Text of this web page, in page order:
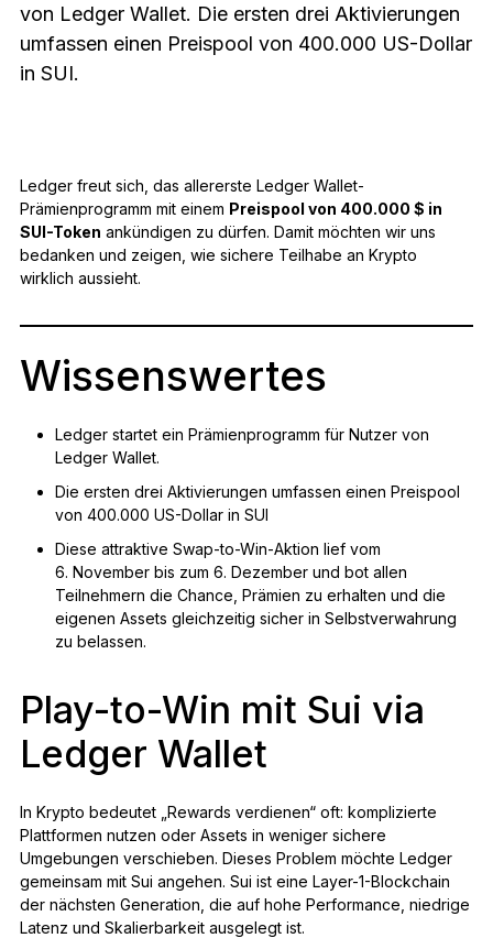
Zubehör
Wiederherstellungslösungen
Ledger-Signer vergleichen
von Ledger Wallet. Die ersten drei Aktivierungen
umfassen einen Preispool von 400.000 US-Dollar
in SUI.
Ledger freut sich, das allererste Ledger Wallet-
Prämienprogramm mit einem Preispool von 400.000 $ in
SUI-Token ankündigen zu dürfen. Damit möchten wir uns
bedanken und zeigen, wie sichere Teilhabe an Krypto
wirklich aussieht.
Wissenswertes
Ledger startet ein Prämienprogramm für Nutzer von
Ledger Wallet.
Die ersten drei Aktivierungen umfassen einen Preispool
von 400.000 US-Dollar in SUI
Diese attraktive Swap-to-Win-Aktion lief vom
6. November bis zum 6. Dezember und bot allen
Teilnehmern die Chance, Prämien zu erhalten und die
eigenen Assets gleichzeitig sicher in Selbstverwahrung
zu belassen.
Play-to-Win mit Sui via
Ledger Wallet
In Krypto bedeutet „Rewards verdienen“ oft: komplizierte
Plattformen nutzen oder Assets in weniger sichere
Umgebungen verschieben. Dieses Problem möchte Ledger
gemeinsam mit Sui angehen. Sui ist eine Layer-1-Blockchain
der nächsten Generation, die auf hohe Performance, niedrige
Latenz und Skalierbarkeit ausgelegt ist.